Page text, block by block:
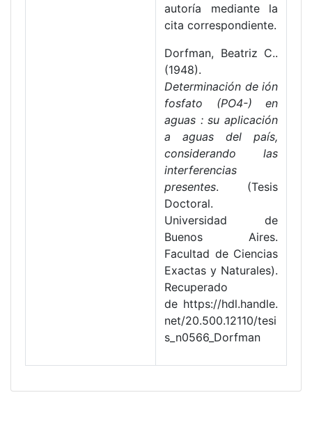
autoría mediante la
cita correspondiente.
Dorfman, Beatriz C..
(1948).
Determinación de ión
fosfato (PO4-) en
aguas : su aplicación
a aguas del país,
considerando las
interferencias
presentes. (Tesis
Doctoral.
Universidad de
Buenos Aires.
Facultad de Ciencias
Exactas y Naturales).
Recuperado
de https://hdl.handle.
net/20.500.12110/tesi
s_n0566_Dorfman